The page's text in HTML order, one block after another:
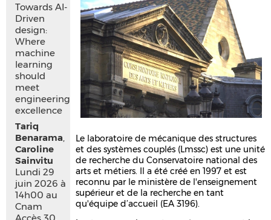
Le laboratoire de mécanique des structures
et des systèmes couplés (Lmssc) est une unité
de recherche du Conservatoire national des
arts et métiers. Il a été créé en 1997 et est
reconnu par le ministère de l'enseignement
supérieur et de la recherche en tant
qu'équipe d’accueil (EA 3196).
Towards AI-
Driven
design:
Where
machine
learning
should
meet
engineering
excellence
Tariq
Benarama,
Caroline
Sainvitu
Lundi 29
juin 2026 à
14h00 au
Cnam